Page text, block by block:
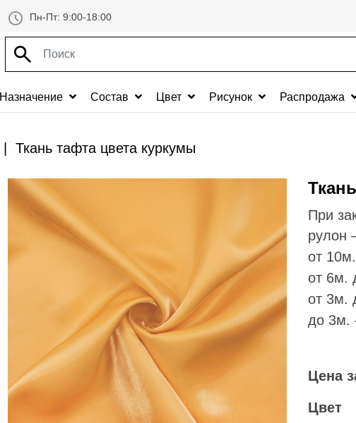
Пн-Пт: 9:00-18:00
Назначение Состав Цвет Рисунок Распродажа
Ткань тафта цвета куркумы
При
рулон
от
от 6м.
от 3м.
до
Цена
Цвет